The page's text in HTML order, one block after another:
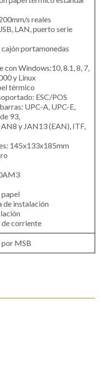
s reales
LAN, puerto serie
portamonedas
con Windows:10, 8.1, 8, 7,
y Linux
térmico
ESC/POS
UPC-A, UPC-E,
93,
y JAN13 (EAN), ITF,
145x133x185mm
papel
de instalación
corriente
MSB